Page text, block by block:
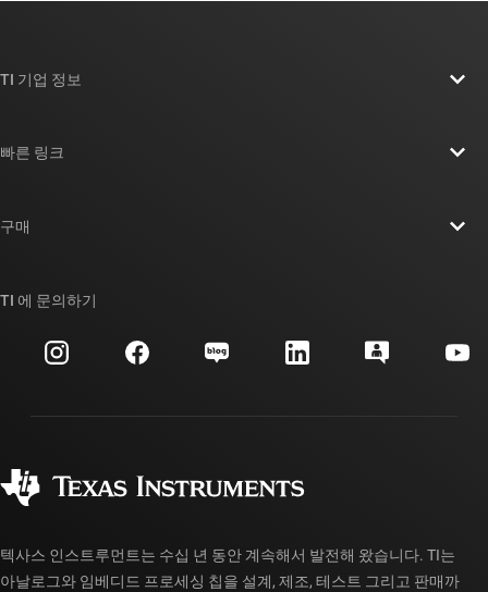
TI 기업 정보
투자 관계
제조
빠른 링크
대체품 검색
고객 지원 센터
myTI 계정 FAQ
구매
주문 FAQ
TI 에 문의하기
텍사스 인스트루먼트는 수십 년 동안 계속해서 발전해 왔습니다. TI는
아날로그와 임베디드 프로세싱 칩을 설계, 제조, 테스트 그리고 판매까